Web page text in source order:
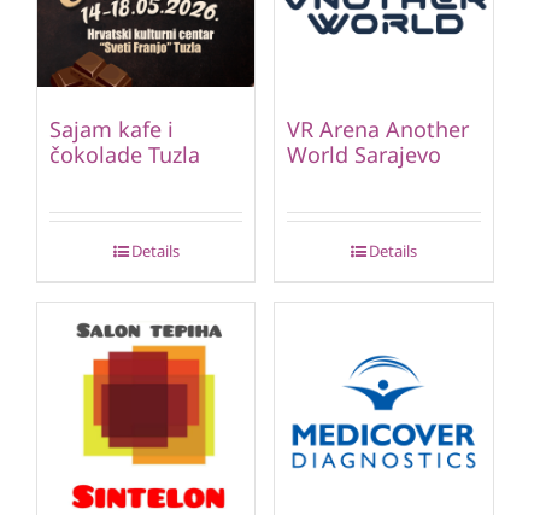
Sajam kafe i
čokolade Tuzla
Details
VR Arena Another
World Sarajevo
Details